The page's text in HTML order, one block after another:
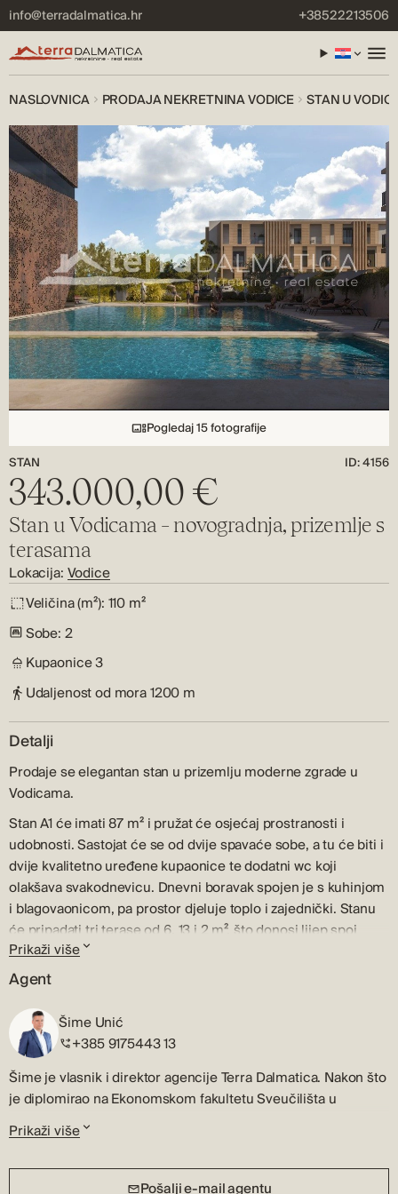
info@terradalmatica.hr +38522213506
NASLOVNICA PRODAJA NEKRETNINA VODICE STAN U
Pogledaj 15 fotografije
STAN
ID: 4156
343.000,00 €
Stan u Vodicama – novogradnja, prizemlje s
terasama
Lokacija: Vodice
Veličina (m²): 110 m²
Sobe: 2
Kupaonice3
Udaljenost od mora1200 m
Detalji
Prodaje se elegantan stan u prizemlju moderne zgrade u
Vodicama.
Stan A1 će imati 87 m² i pružat će osjećaj prostranosti i
udobnosti. Sastojat će se od dvije spavaće sobe, a tu će biti i
dvije kvalitetno uređene kupaonice te dodatni wc koji
olakšava svakodnevicu. Dnevni boravak spojen je s kuhinjom
i blagovaonicom, pa prostor djeluje toplo i zajednički. Stanu
će pripadati tri terase od 6, 13 i 2 m², što donosi lijep spoj
svjetla i privatnog odmora. U cijenu je uključeno parkirno
mjesto, što uvijek znači dodatnu praktičnost.
Stan je građen od kvalitetnih materijala i opremljen multisplit
sustavom te električnim podnim grijanjem, pa udobnost
postoji u svako doba godine. Kupac sam odabire rasvjetu, a
moguće je i prilagoditi interijer prema dogovoru s
investitorom. Ugrađena je aluminijska stolarija s električnim
roletama, a sigurnost jamče protuprovalna vrata.
Završetak radova očekuje se u prosincu 2026. godine.
Vodice su živopisno primorsko mjesto koje spaja energiju
Prikaži više
Agent
Šime Unić
+385 9175443 13
Šime je vlasnik i direktor agencije Terra Dalmatica. Nakon što
je diplomirao na Ekonomskom fakultetu Sveučilišta u
Zagrebu, profesionalnu karijeru u djelatnosti prometa
nekretninama započeo je u svom rodnom Šibeniku.
Šime je licencirani trgovac nekretninama i brzo će prepoznati
Prikaži više
Pošalji e-mail agentu